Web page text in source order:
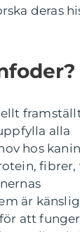
deras
alla
hos
är
att